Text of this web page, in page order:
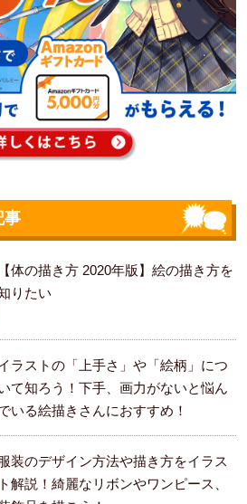
事
【体の描き方 2020年版】絵の描き方を
りたい
ラストの「上手さ」や「絵柄」につ
て知ろう！下手、画力がないと悩ん
いる絵描きさんにおすすめ！
服装のデザイン方法や描き方をイラス
ト解説！綺麗なリボンやワンピース、